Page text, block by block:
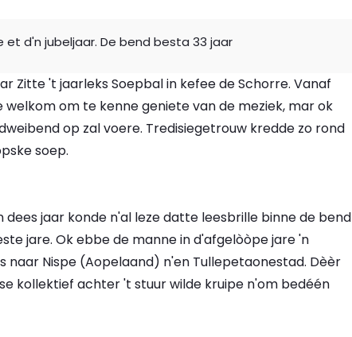
et d'n jubeljaar. De bend besta 33 jaar
Zitte 't jaarleks Soepbal in kefee de Schorre. Vanaf
welkom om te kenne geniete van de meziek, mar ok
op zal voere. Tredisiegetrouw kredde zo rond
soep.
jaar konde n'al leze datte leesbrille binne de bend
jare. Ok ebbe de manne in d'afgelòòpe jare 'n
Nispe (Aopelaand) n'en Tullepetaonestad. Dèèr
kollektief achter 't stuur wilde kruipe n'om bedéén